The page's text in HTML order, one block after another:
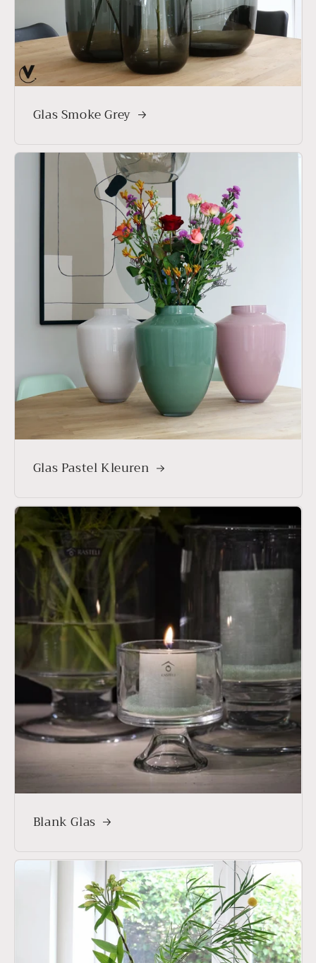
Glas Smoke Grey
Glas Pastel Kleuren
Blank Glas